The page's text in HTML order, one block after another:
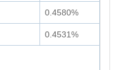
0.4580%
0.4531%